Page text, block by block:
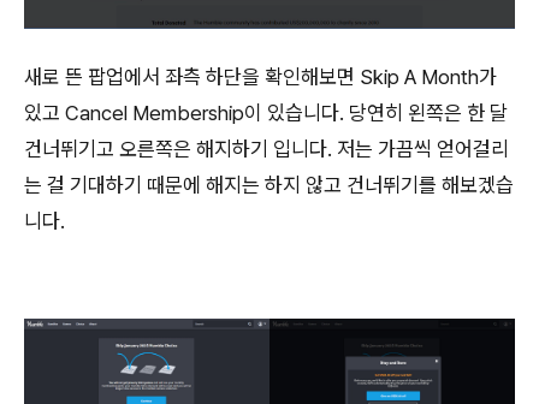
새로 뜬 팝업에서 좌측 하단을 확인해보면 Skip A Month가
있고 Cancel Membership이 있습니다. 당연히 왼쪽은 한 달
건너뛰기고 오른쪽은 해지하기 입니다. 저는 가끔씩 얻어걸리
는 걸 기대하기 때문에 해지는 하지 않고 건너뛰기를 해보겠습
니다.